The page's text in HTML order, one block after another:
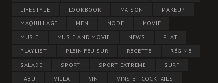
LIFESTYLE
LOOKBOOK MAISON
MAKEUP
MAQUILLAGE
MEN MODE
MOVIE
MUSIC
MUSIC AND MOVIE NEWS
PLAT
PLAYLIST
PLEIN FEU SUR RECETTE
RÉGIME
SALADE
SPORT SPORT EXTREME
SURF
TABU
VILLA VIN
VINS ET COCKTAILS